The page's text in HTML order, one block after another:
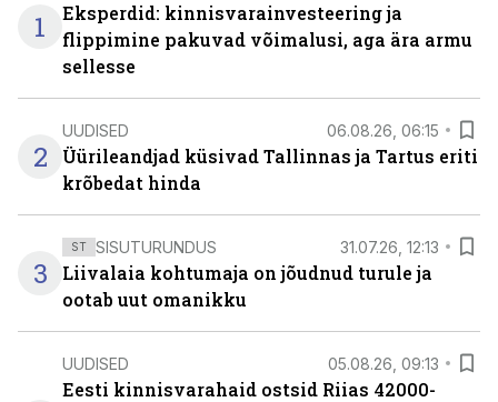
1
Eksperdid: kinnisvarainvesteering ja
flippimine pakuvad võimalusi, aga ära armu
sellesse
2
UUDISED 06.08.26, 06:15
Üürileandjad küsivad Tallinnas ja Tartus eriti
krõbedat hinda
3
ST SISUTURUNDUS 31.07.26, 12:13
Liivalaia kohtumaja on jõudnud turule ja
ootab uut omanikku
UUDISED 05.08.26, 09:13
Eesti kinnisvarahaid ostsid Riias 42000-